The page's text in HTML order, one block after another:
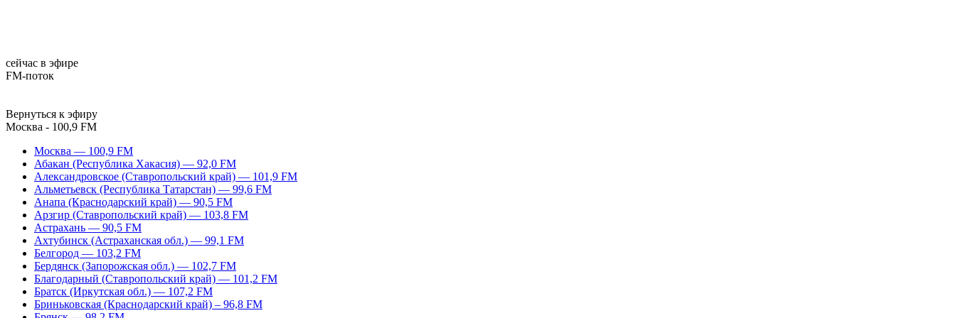
сейчас в эфире
FM-поток
Вернуться к эфиру
Москва - 100,9 FM
Москва — 100,9 FM
Абакан (Республика Хакасия) — 92,0 FM
Александровское (Ставропольский край) — 101,9 FM
Альметьевск (Республика Татарстан) — 99,6 FM
Анапа (Краснодарский край) — 90,5 FM
Арзгир (Ставропольский край) — 103,8 FM
Астрахань — 90,5 FM
Ахтубинск (Астраханская обл.) — 99,1 FM
Белгород — 103,2 FM
Бердянск (Запорожская обл.) — 102,7 FM
Благодарный (Ставропольский край) — 101,2 FM
Братск (Иркутская обл.) — 107,2 FM
Бриньковская (Краснодарский край) – 96,8 FM